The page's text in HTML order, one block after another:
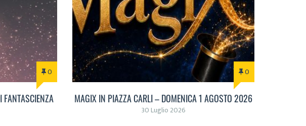
0
FANTASCIENZA
0
MAGIX IN PIAZZA CARLI – DOMENICA 1 AGOSTO 2026
30 Luglio 2026